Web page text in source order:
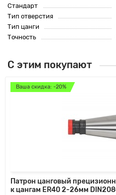
Стандарт
Тип отверстия
Тип цанги
Точность
С этим покупают
Ваша скидка: -20%
Патрон цанговый
к цангам ER40 2-26мм